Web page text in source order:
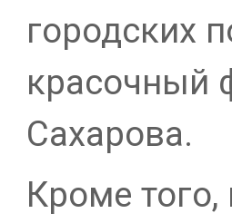
городских
красочный
Сахарова.
Кроме